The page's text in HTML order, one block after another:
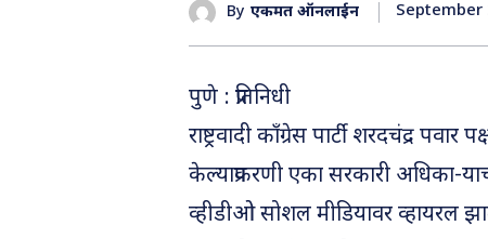
By एकमत ऑनलाईन September
पुणे : प्रतिनिधी
राष्ट्रवादी काँग्रेस पार्टी शरदचंद्र
केल्याप्रकरणी एका सरकारी अधिका-
व्हीडीओ सोशल मीडियावर व्हायरल